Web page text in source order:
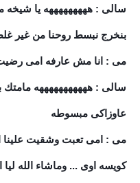
سالى : هههههههههه يا شيخه
بنخرج نبسط روحنا من غير
مى : انا مش عارفه امى
سالى : هههههههههههه مامتك
عاوزاكى مبسوطه
مى : امى تعبت وشقيت علينا
كويسه اوى ... وماشاء الله